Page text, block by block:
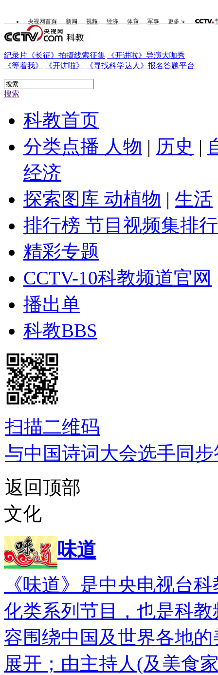
央视网首页 新闻 视频 经济 体育 军事 更多
纪录片《长征》拍摄线索征集
《开讲啦》导演大咖秀
《等着我》
《开讲啦》 《寻找科学达人》报名答题平台
搜索
科教首页
分类点播 人物 | 历史 |
经济
探索图库 动植物 | 生活
排行榜 节目视频集排行
精彩专题
CCTV-10科教频道官网
播出单
科教BBS
扫描二维码
与中国诗词大会选手同
返回顶部
文化
味道
《味道》是中央电视台
化类系列节目，也是科
容围绕中国及世界各地
展开；由主持人(及美食